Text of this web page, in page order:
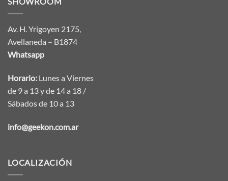
Av. H. Yrigoyen 2175,
Avellaneda – B1874
Whatsapp
Horario: Lunes a Viernes
de 9 a 13 y de 14 a 18 /
Sábados de 10 a 13
info@geekon.com.ar
LOCALIZACIÓN